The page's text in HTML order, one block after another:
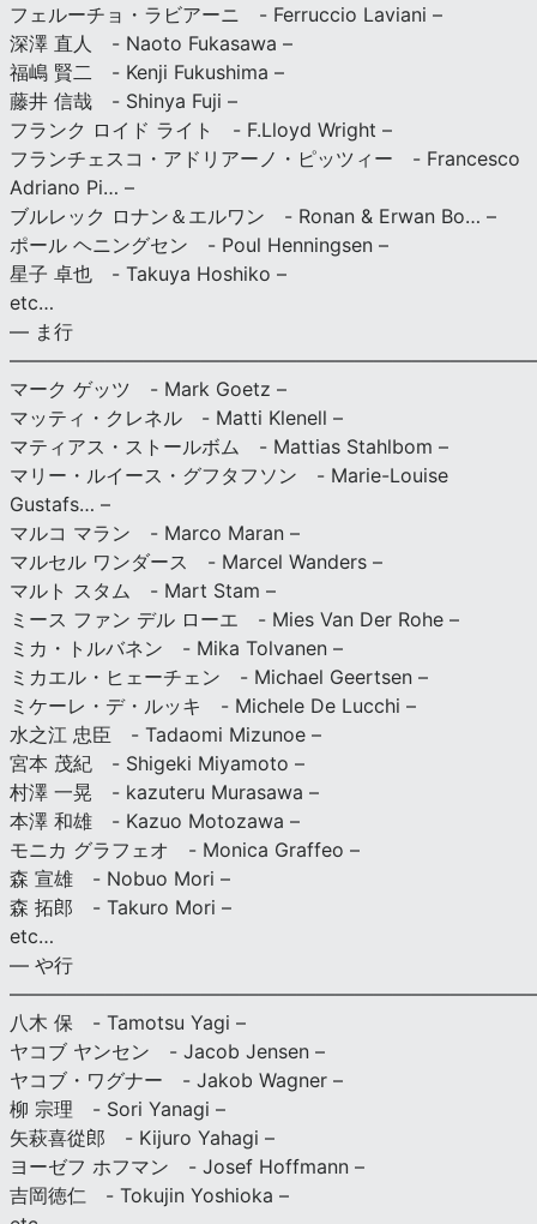
フェルーチョ・ラビアーニ - Ferruccio Laviani –
深澤 直人 - Naoto Fukasawa –
福嶋 賢二 - Kenji Fukushima –
藤井 信哉 - Shinya Fuji –
フランク ロイド ライト - F.Lloyd Wright –
フランチェスコ・アドリアーノ・ピッツィー - Francesco
Adriano Pi… –
ブルレック ロナン＆エルワン - Ronan & Erwan Bo… –
ポール ヘニングセン - Poul Henningsen –
星子 卓也 - Takuya Hoshiko –
etc…
— ま行
マーク ゲッツ - Mark Goetz –
マッティ・クレネル - Matti Klenell –
マティアス・ストールボム - Mattias Stahlbom –
マリー・ルイース・グフタフソン - Marie-Louise
Gustafs… –
マルコ マラン - Marco Maran –
マルセル ワンダース - Marcel Wanders –
マルト スタム - Mart Stam –
ミース ファン デル ローエ - Mies Van Der Rohe –
ミカ・トルバネン - Mika Tolvanen –
ミカエル・ヒェーチェン - Michael Geertsen –
ミケーレ・デ・ルッキ - Michele De Lucchi –
水之江 忠臣 - Tadaomi Mizunoe –
宮本 茂紀 - Shigeki Miyamoto –
村澤 一晃 - kazuteru Murasawa –
本澤 和雄 - Kazuo Motozawa –
モニカ グラフェオ - Monica Graffeo –
森 宣雄 - Nobuo Mori –
森 拓郎 - Takuro Mori –
etc…
— や行
八木 保 - Tamotsu Yagi –
ヤコブ ヤンセン - Jacob Jensen –
ヤコブ・ワグナー - Jakob Wagner –
柳 宗理 - Sori Yanagi –
矢萩喜從郎 - Kijuro Yahagi –
ヨーゼフ ホフマン - Josef Hoffmann –
吉岡徳仁 - Tokujin Yoshioka –